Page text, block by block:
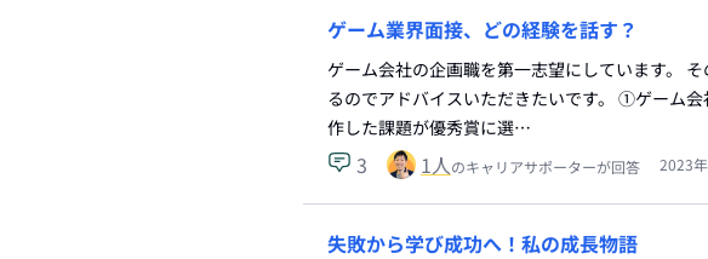
ゲーム業界面接、どの経験を話す？
ゲーム会社の企画職を第一志望にしています。
るのでアドバイスいただきたいです。 ①ゲーム
作した課題が優秀賞に選…
3 1人のキャリアサポーターが回答 2023
失敗から学び成功へ！私の成長物語